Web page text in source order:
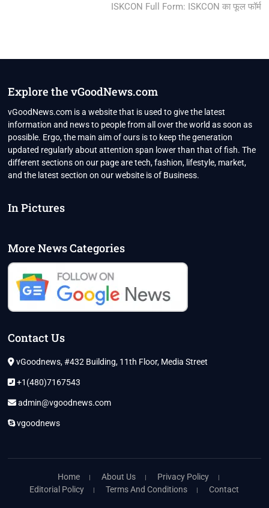
post:
ISKCON Full Form: ISKCON का फूल फॉर्म
Explore the vGoodNews.com
vGoodNews.com is a website that is used to give the latest
information and news to people from all over the world as soon as
possible. Ergo, the main aim of ours is to keep the generation
updated regularly about attention span lower than that of fish. The
different sections on our page are tech, fashion, lifestyle, market,
and the latest section on our website is of Business.
In Pictures
More News Categories
Contact Us
vGoodnews, #432 Building, 11th Floor, Media Street
+1(480)7167543
admin@vgoodnews.com
vgoodnews
Home About Us
Privacy Policy
Editorial Policy
Terms And Conditions Contact